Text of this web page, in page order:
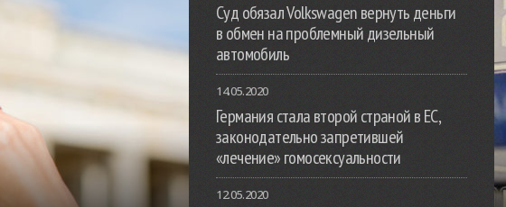
Суд обязал Volkswagen вернуть деньги
в обмен на проблемный дизельный
автомобиль
14.05.2020
Германия стала второй страной в ЕС,
законодательно запретившей
«лечение» гомосексуальности
12.05.2020